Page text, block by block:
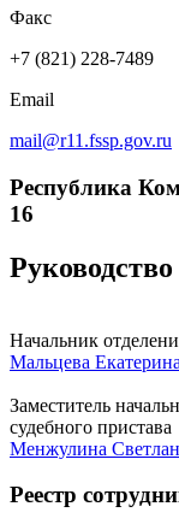
Факс
+7 (821) 228-7489
Email
mail@r11.fssp.gov.ru
Республика
16
Начальник
Мальцева
Заместитель
судебного пристава
Менжулина
Реестр